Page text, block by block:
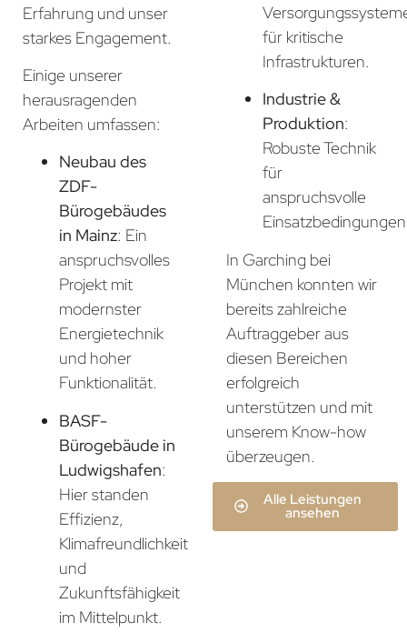
Erfahrung und unser
starkes Engagement.
Einige unserer
herausragenden
Arbeiten umfassen:
Neubau des
ZDF-
Bürogebäudes
in Mainz: Ein
anspruchsvolles
Projekt mit
modernster
Energietechnik
und hoher
Funktionalität.
BASF-
Bürogebäude in
Ludwigshafen:
Hier standen
Effizienz,
Klimafreundlichkeit
und
Zukunftsfähigkeit
im Mittelpunkt.
für kritische
Infrastrukturen.
Industrie &
Produktion:
Robuste Technik
für
anspruchsvolle
In Garching bei
München konnten wir
bereits zahlreiche
Auftraggeber aus
diesen Bereichen
erfolgreich
unterstützen und mit
unserem Know-how
überzeugen.
Alle Leistungen
ansehen